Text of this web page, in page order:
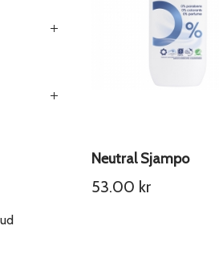
Neutral Sjampo
53.00 kr